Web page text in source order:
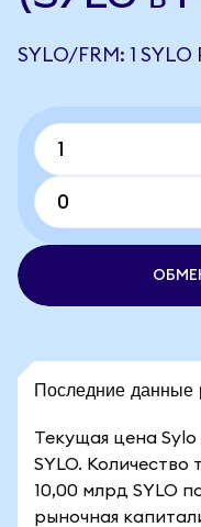
SYLO/FRM: 1
Последние
Текущая цена Sylo
SYLO.
10,00 млрд SYLO
рыночная